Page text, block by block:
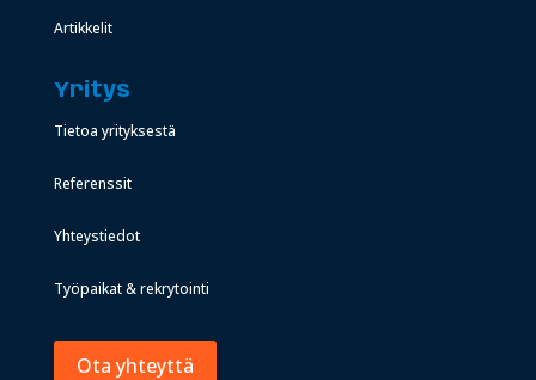
Artikkelit
Yritys
Tietoa yrityksestä
Referenssit
Yhteystiedot
Työpaikat & rekrytointi
Ota yhteyttä